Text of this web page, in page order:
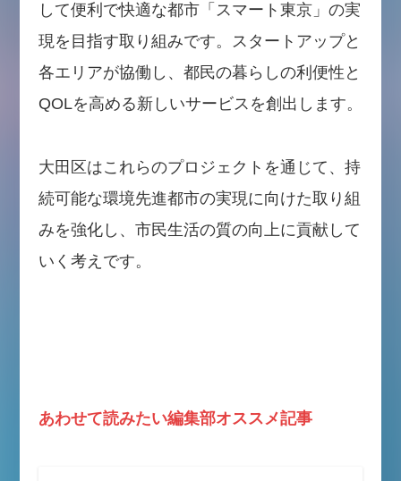
して便利で快適な都市「スマート東京」の実
現を目指す取り組みです。スタートアップと
各エリアが協働し、都民の暮らしの利便性と
QOLを高める新しいサービスを創出します。
大田区はこれらのプロジェクトを通じて、持
続可能な環境先進都市の実現に向けた取り組
みを強化し、市民生活の質の向上に貢献して
いく考えです。
あわせて読みたい編集部オススメ記事